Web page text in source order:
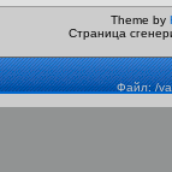
Theme by
Страница
Файл: /